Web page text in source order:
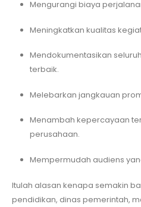
Mengurangi biaya
Meningkatkan kualitas
Mendokumentasikan
terbaik.
Melebarkan jangkauan
Menambah kepercayaan
perusahaan.
Mempermudah audiens
Itulah alasan kenapa semakin
pendidikan, dinas pemerintah,